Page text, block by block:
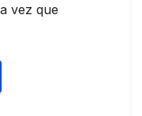
vez que